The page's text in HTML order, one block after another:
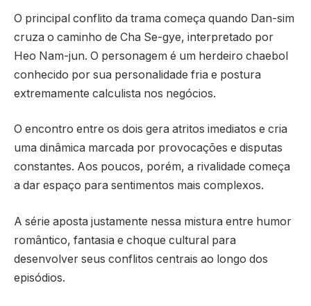
O principal conflito da trama começa quando Dan-sim
cruza o caminho de Cha Se-gye, interpretado por
Heo Nam-jun. O personagem é um herdeiro chaebol
conhecido por sua personalidade fria e postura
extremamente calculista nos negócios.
O encontro entre os dois gera atritos imediatos e cria
uma dinâmica marcada por provocações e disputas
constantes. Aos poucos, porém, a rivalidade começa
a dar espaço para sentimentos mais complexos.
A série aposta justamente nessa mistura entre humor
romântico, fantasia e choque cultural para
desenvolver seus conflitos centrais ao longo dos
episódios.